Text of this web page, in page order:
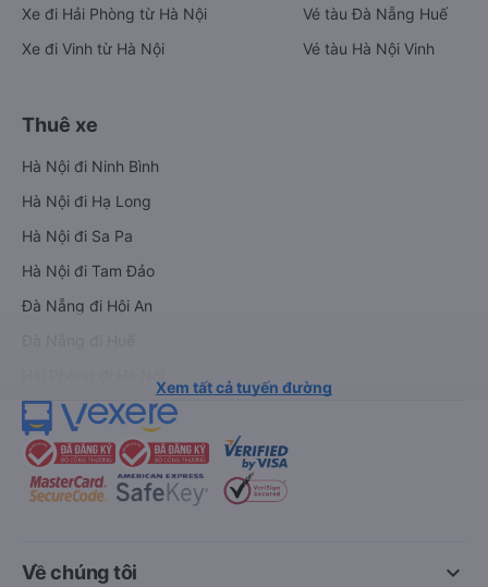
Xe đi Hải Phòng từ Hà Nội
Xe đi Vinh từ Hà Nội
Vé tàu Đà Nẵng Huế
Vé tàu Hà Nội Vinh
Thuê xe
Hà Nội đi Ninh Bình
Hà Nội đi Hạ Long
Hà Nội đi Sa Pa
Hà Nội đi Tam Đảo
Đà Nẵng đi Hội An
Xem tất cả tuyến đường
keyboard_arrow_down
Về chúng tôi